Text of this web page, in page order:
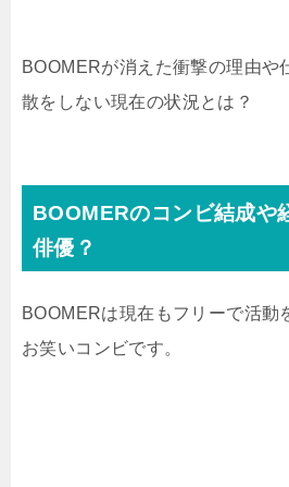
BOOMERが消えた衝撃の理由や
散をしない現在の状況とは？
BOOMERのコンビ結成や
俳優？
BOOMERは現在もフリーで活動
お笑いコンビです。